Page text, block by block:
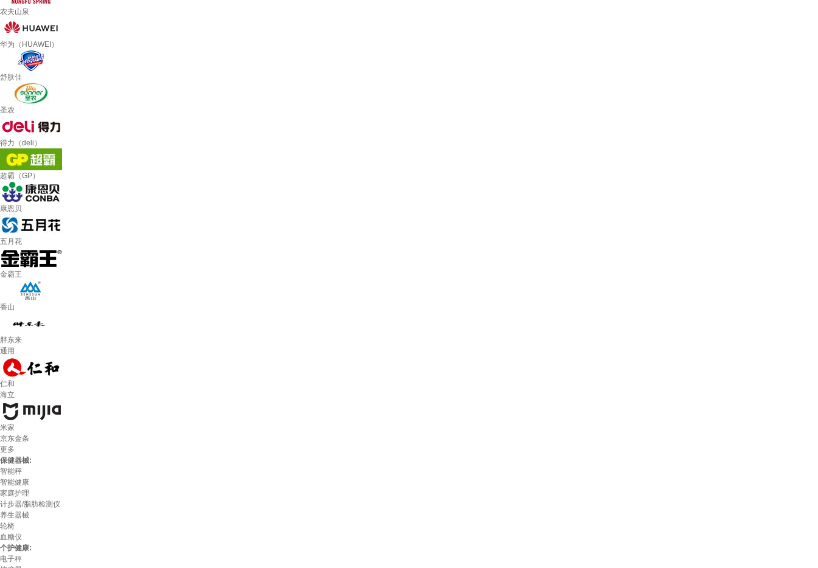
农夫山泉
华为（HUAWEI）
舒肤佳
圣农
得力（deli）
超霸（GP）
康恩贝
五月花
金霸王
香山
胖东来
通用
仁和
海立
米家
京东金条
更多
保健器械:
智能秤
智能健康
家庭护理
计步器/脂肪检测仪
养生器械
轮椅
血糖仪
个护健康:
电子秤